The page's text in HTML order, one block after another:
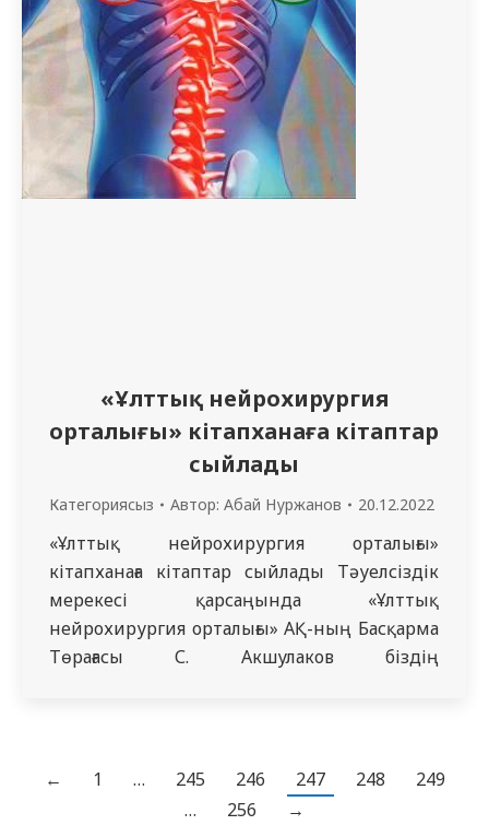
«Ұлттық нейрохирургия
орталығы» кітапханаға кітаптар
сыйлады
Категориясыз Автор: Абай Нуржанов 20.12.2022
«Ұлттық нейрохирургия орталығы»
кітапханаға кітаптар сыйлады Тәуелсіздік
мерекесі қарсаңында «Ұлттық
нейрохирургия орталығы» АҚ-ның Басқарма
Төрағасы С. Акшулаков біздің
Қазақстан Республикасының игілігі үшін
жаңа жетістіктерге жете беруге және
← 1 … 245 246 247 248
249
…
256 →